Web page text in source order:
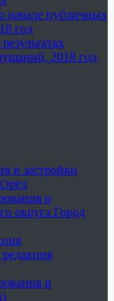
начале публичных
год
2018 год
и застройки
Орёл
и
округа Город
и